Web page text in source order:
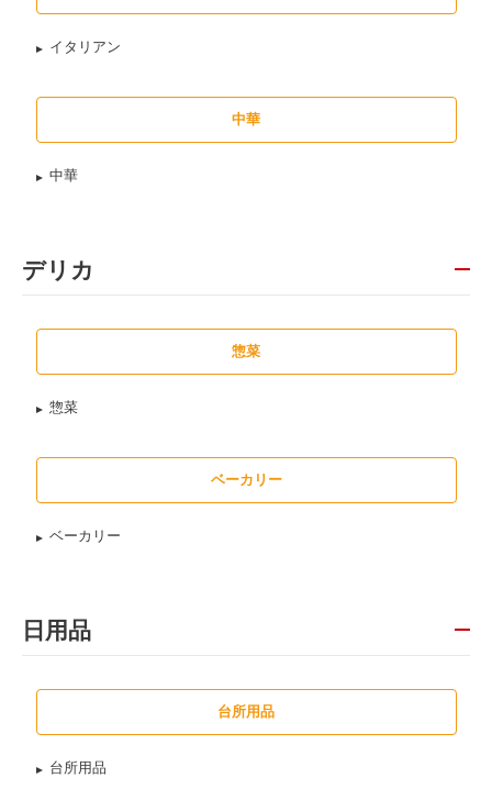
イタリアン
中華
中華
デリカ
惣菜
惣菜
ベーカリー
ベーカリー
日用品
台所用品
台所用品